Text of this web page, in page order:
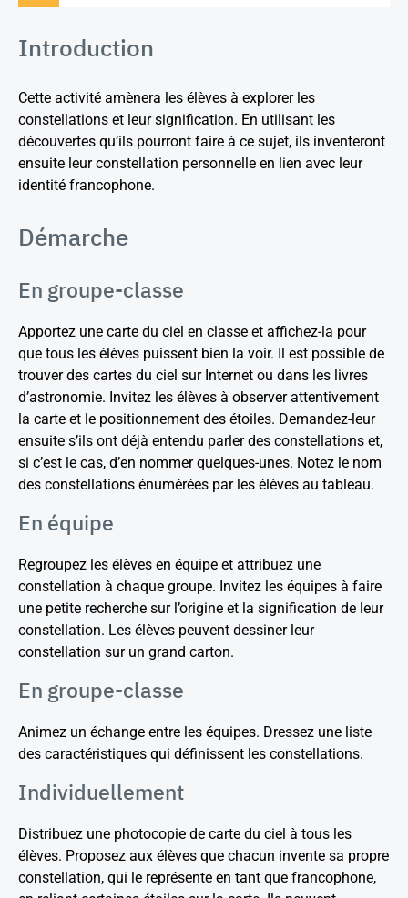
Introduction
Cette activité amènera les élèves à explorer les
constellations et leur signification. En utilisant les
découvertes qu’ils pourront faire à ce sujet, ils inventeront
ensuite leur constellation personnelle en lien avec leur
identité francophone.
Démarche
En groupe-classe
Apportez une carte du ciel en classe et affichez-la pour
que tous les élèves puissent bien la voir. Il est possible de
trouver des cartes du ciel sur Internet ou dans les livres
d’astronomie. Invitez les élèves à observer attentivement
la carte et le positionnement des étoiles. Demandez-leur
ensuite s’ils ont déjà entendu parler des constellations et,
si c’est le cas, d’en nommer quelques-unes. Notez le nom
des constellations énumérées par les élèves au tableau.
En équipe
Regroupez les élèves en équipe et attribuez une
constellation à chaque groupe. Invitez les équipes à faire
une petite recherche sur l’origine et la signification de leur
constellation. Les élèves peuvent dessiner leur
constellation sur un grand carton.
En groupe-classe
Animez un échange entre les équipes. Dressez une liste
des caractéristiques qui définissent les constellations.
Individuellement
Distribuez une photocopie de carte du ciel à tous les
élèves. Proposez aux élèves que chacun invente sa propre
constellation, qui le représente en tant que francophone,